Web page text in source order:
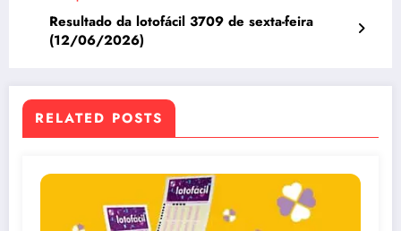
Resultado da lotofácil 3709 de sexta-feira
(12/06/2026)
RELATED POSTS